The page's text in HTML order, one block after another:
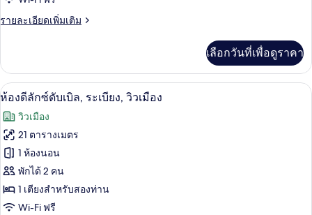
ลัก
ซ์
วิว
เมือง
รายละเอียดเพิ่มเติม
ราย
เกี่ยว
กับ
ห้อง
ลัก
ซ์
ดับเบิล,
วิว
เมือง
เลือกวันที่เพื่อดูราคา
เปิด
ภาพถ่าย
ทั้งหมด
ของ
ห้อง
ดี
ห้องดีลักซ์ดับเบิล, ระเบียง, วิวเมือง |
5
ห้องดีลักซ์ดับเบิล, ระเบียง, วิวเมือง
วิวเมือง
21 ตารางเมตร
1 ห้องนอน
พักได้ 2 คน
1 เตียงสำหรับสองท่าน
Wi-Fi ฟรี